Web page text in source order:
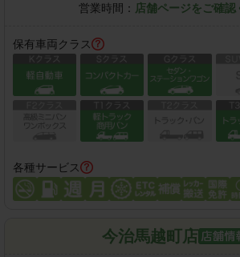
営業時間： 店舗ページをご確認
保有車両クラス
各種サービス
今治馬越町店